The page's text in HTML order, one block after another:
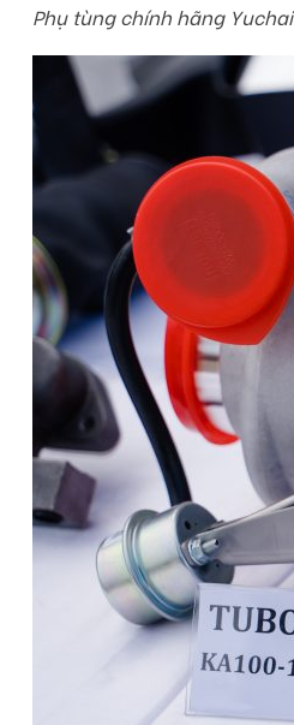
Phụ tùng chính hãng Yuchai